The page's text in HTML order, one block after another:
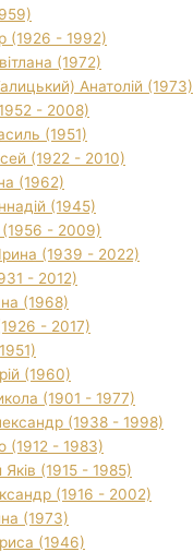
(1926 - 1992)
(1972)
Анатолій (1973)
- 2008)
(1951)
(1922 - 2010)
(1962)
(1945)
- 2009)
(1939 - 2022)
- 2012)
(1968)
- 2017)
(1960)
(1901 - 1977)
(1938 - 1998)
(1912 - 1983)
Яків (1915 - 1985)
(1916 - 2002)
(1973)
(1946)